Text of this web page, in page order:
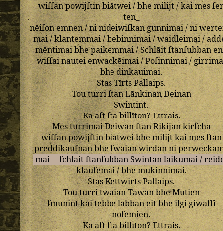
wiſſanpowijſtinbiātwei/bhemilijt/kaimes
ten_
nēiſonemnen/ninideiwiſkangunnimai/ni
mai/klantemmai/bebinnimai/waidleimai/
mēntimaibhepaikemmai/Schlāitſtanſubban
wiſſainauteienwackēimai/Poſinnimai/
bhedinkauimai.
StasTīrts Pallaips.
TouturriſtanLānkinanDeinan
Swintint.
Kaaſtſtabillīton?Ettrais.
MesturrimaiDeiwanſtanRikijankirſcha
wiſſanpowijſtinbiātweibhemilijtkaimesſtan
preddikauſnanbheſwaianwirdanni
mai
ſchlāit ſtanſubban Swintan lāikumai/
klauſēmai/bhemukinnimai.
StasKettwirtsPallaips.
TouturritwaianTāwanbheMūtien
ſmūnintkaitebbelabban ēitbhe ilgi giwaſſi
noſemien.
Kaaſtſtabillīton?Ettrais.